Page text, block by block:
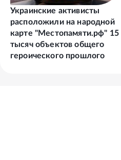
Украинские активисты
расположили на народной
карте "Местопамяти.рф" 15
тысяч объектов общего
героического прошлого